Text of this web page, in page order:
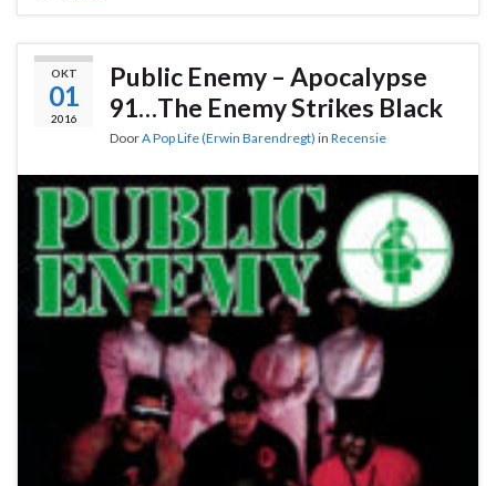
OKT
01
2016
Public Enemy – Apocalypse
91…The Enemy Strikes Black
DoorA Pop Life (Erwin Barendregt) in Recensie